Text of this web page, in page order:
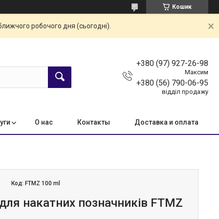
Кошик
робочого дня (сьогодні).
+380 (97) 927-26-98
Максим
+380 (56) 790-06-95
відділ продажу
О нас Контакты Доставка и оплата
Код: FTMZ 100 ml
накатних позначників FTMZ